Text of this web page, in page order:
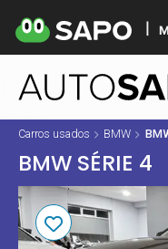
Carros usados BMW
BMW SÉRIE 4